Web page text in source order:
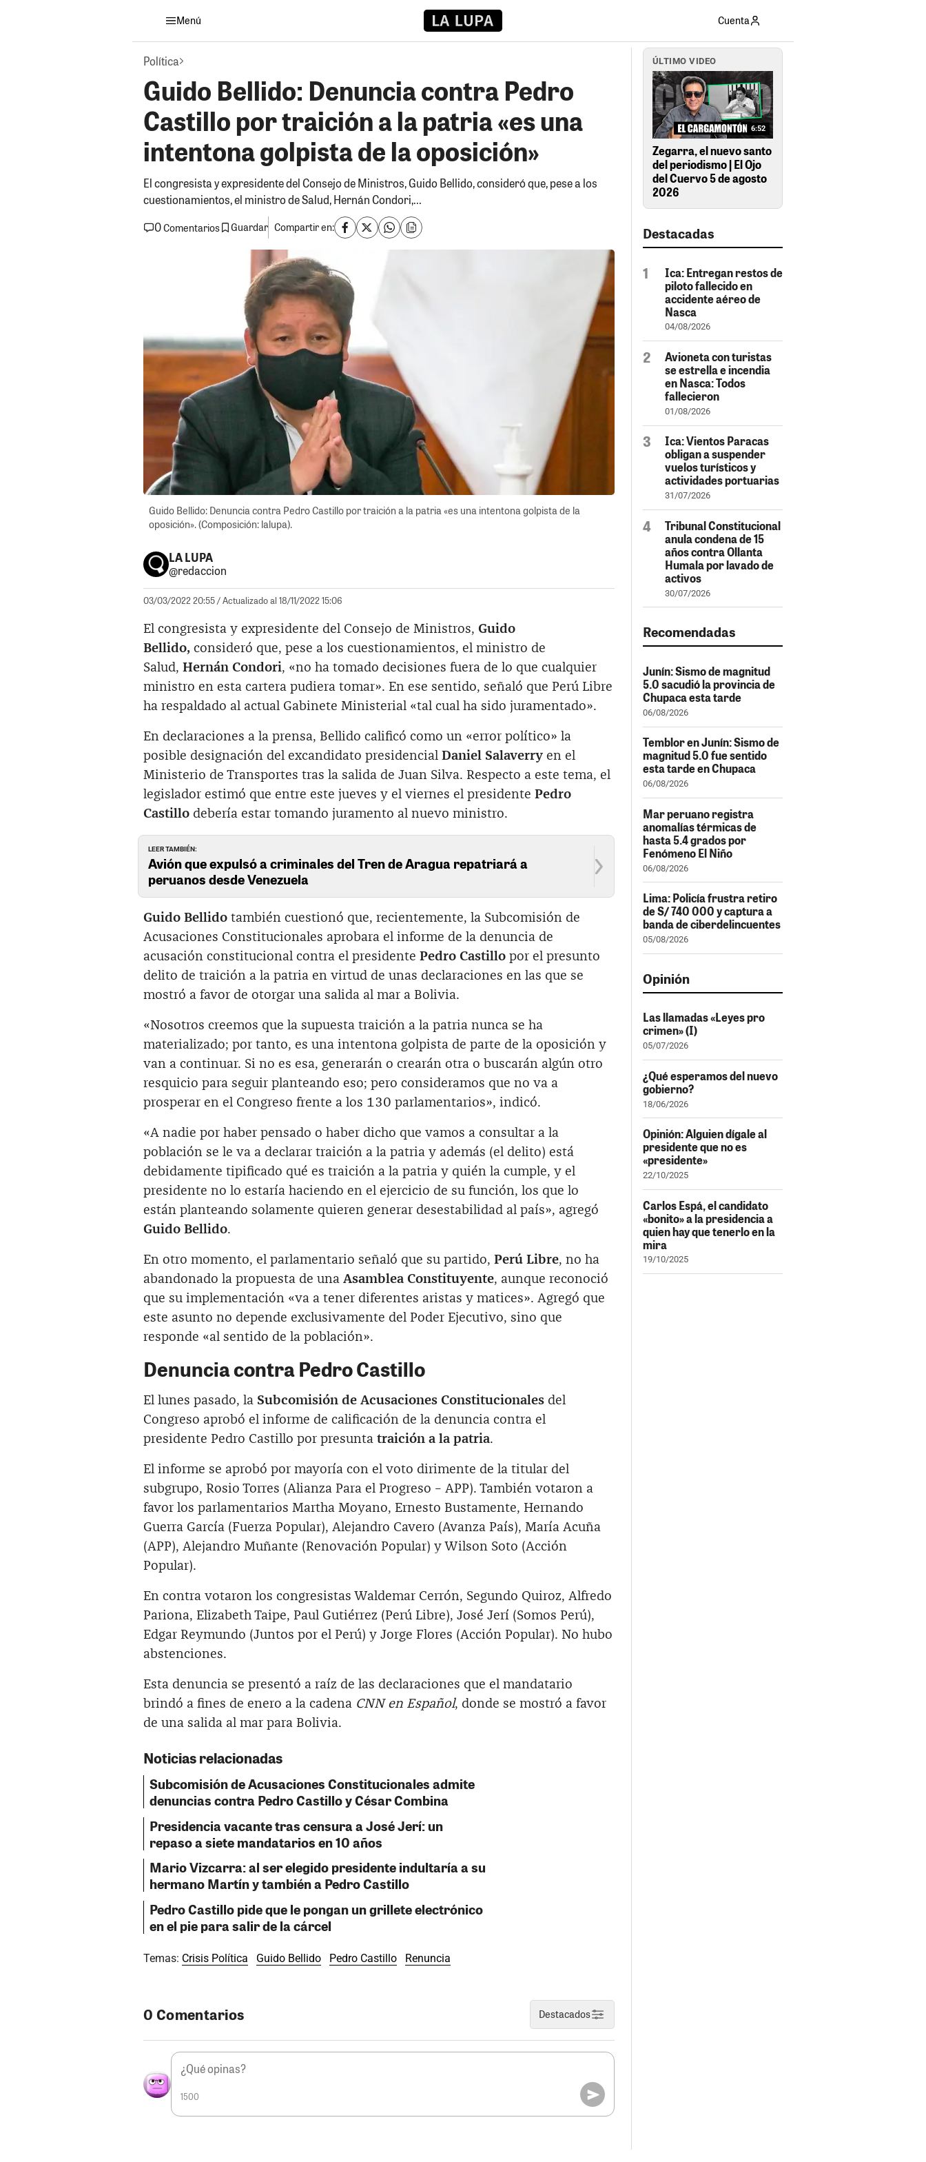
Menú Cuenta
Política
Guido Bellido: Denuncia contra Pedro
Castillo por traición a la patria «es una
intentona golpista de la oposición»
El congresista y expresidente del Consejo de Ministros, Guido Bellido, consideró que, pese a los
cuestionamientos, el ministro de Salud, Hernán Condori,...
0Comentarios Guardar Compartir en:
Guido Bellido: Denuncia contra Pedro Castillo por traición a la patria «es una intentona golpista de la
oposición». (Composición: lalupa).
LA LUPA
@redaccion
03/03/2022 20:55/ Actualizado al 18/11/2022 15:06
El congresista y expresidente del Consejo de Ministros, Guido
Bellido, consideró que, pese a los cuestionamientos, el ministro de
Salud, Hernán Condori, «no ha tomado decisiones fuera de lo que cualquier
ministro en esta cartera pudiera tomar». En ese sentido, señaló que Perú Libre
ha respaldado al actual Gabinete Ministerial «tal cual ha sido juramentado».
En declaraciones a la prensa, Bellido calificó como un «error político» la
posible designación del excandidato presidencial Daniel Salaverry en el
Ministerio de Transportes tras la salida de Juan Silva. Respecto a este tema, el
legislador estimó que entre este jueves y el viernes el presidente Pedro
Castillo debería estar tomando juramento al nuevo ministro.
LEER TAMBIÉN:
Avión que expulsó a criminales del Tren de Aragua repatriará a
peruanos desde Venezuela
Guido Bellido también cuestionó que, recientemente, la Subcomisión de
Acusaciones Constitucionales aprobara el informe de la denuncia de
acusación constitucional contra el presidente Pedro Castillo por el presunto
delito de traición a la patria en virtud de unas declaraciones en las que se
mostró a favor de otorgar una salida al mar a Bolivia.
«Nosotros creemos que la supuesta traición a la patria nunca se ha
materializado; por tanto, es una intentona golpista de parte de la oposición y
van a continuar. Si no es esa, generarán o crearán otra o buscarán algún otro
resquicio para seguir planteando eso; pero consideramos que no va a
prosperar en el Congreso frente a los 130 parlamentarios», indicó.
«A nadie por haber pensado o haber dicho que vamos a consultar a la
población se le va a declarar traición a la patria y además (el delito) está
debidamente tipificado qué es traición a la patria y quién la cumple, y el
presidente no lo estaría haciendo en el ejercicio de su función, los que lo
están planteando solamente quieren generar desestabilidad al país», agregó
Guido Bellido.
En otro momento, el parlamentario señaló que su partido, Perú Libre, no ha
abandonado la propuesta de una Asamblea Constituyente, aunque reconoció
que su implementación «va a tener diferentes aristas y matices». Agregó que
este asunto no depende exclusivamente del Poder Ejecutivo, sino que
responde «al sentido de la población».
Denuncia contra Pedro Castillo
El lunes pasado, la Subcomisión de Acusaciones Constitucionales del
Congreso aprobó el informe de calificación de la denuncia contra el
presidente Pedro Castillo por presunta traición a la patria.
El informe se aprobó por mayoría con el voto dirimente de la titular del
subgrupo, Rosio Torres (Alianza Para el Progreso – APP). También votaron a
favor los parlamentarios Martha Moyano, Ernesto Bustamente, Hernando
Guerra García (Fuerza Popular), Alejandro Cavero (Avanza País), María Acuña
(APP), Alejandro Muñante (Renovación Popular) y Wilson Soto (Acción
Popular).
En contra votaron los congresistas Waldemar Cerrón, Segundo Quiroz, Alfredo
Pariona, Elizabeth Taipe, Paul Gutiérrez (Perú Libre), José Jerí (Somos Perú),
Edgar Reymundo (Juntos por el Perú) y Jorge Flores (Acción Popular). No hubo
abstenciones.
Esta denuncia se presentó a raíz de las declaraciones que el mandatario
brindó a fines de enero a la cadena CNN en Español, donde se mostró a favor
de una salida al mar para Bolivia.
Noticias relacionadas
Subcomisión de Acusaciones Constitucionales admite
denuncias contra Pedro Castillo y César Combina
Presidencia vacante tras censura a José Jerí: un
repaso a siete mandatarios en 10 años
Mario Vizcarra: al ser elegido presidente indultaría a su
hermano Martín y también a Pedro Castillo
Pedro Castillo pide que le pongan un grillete electrónico
en el pie para salir de la cárcel
Temas: Crisis Política Guido Bellido Pedro Castillo Renuncia
0 Comentarios Destacados
1500
ÚLTIMO VIDEO
6:52
Zegarra, el nuevo santo
del periodismo | El Ojo
del Cuervo 5 de agosto
2026
Destacadas
Ica: Entregan restos de
piloto fallecido en
accidente aéreo de
Nasca
04/08/2026
Avioneta con turistas
se estrella e incendia
en Nasca: Todos
fallecieron
01/08/2026
Ica: Vientos Paracas
obligan a suspender
vuelos turísticos y
actividades portuarias
31/07/2026
Tribunal Constitucional
anula condena de 15
años contra Ollanta
Humala por lavado de
activos
30/07/2026
Recomendadas
Junín: Sismo de magnitud
5.0 sacudió la provincia de
Chupaca esta tarde
06/08/2026
Temblor en Junín: Sismo de
magnitud 5.0 fue sentido
esta tarde en Chupaca
06/08/2026
Mar peruano registra
anomalías térmicas de
hasta 5.4 grados por
Fenómeno El Niño
06/08/2026
Lima: Policía frustra retiro
de S/ 740 000 y captura a
banda de ciberdelincuentes
05/08/2026
Opinión
Las llamadas «Leyes pro
crimen» (I)
05/07/2026
¿Qué esperamos del nuevo
gobierno?
18/06/2026
Opinión: Alguien dígale al
presidente que no es
«presidente»
22/10/2025
Carlos Espá, el candidato
«bonito» a la presidencia a
quien hay que tenerlo en la
mira
19/10/2025